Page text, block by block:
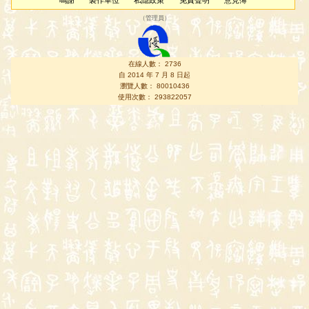
（管理員 ）
在線人數： 2736
自 2014 年 7 月 8 日起
瀏覽人數： 80010436
使用次數： 293822057